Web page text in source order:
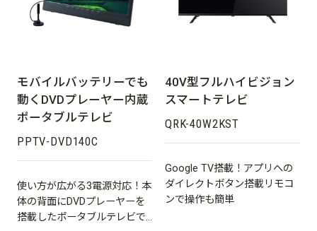
モバイルバッテリーでも
動くDVDプレーヤー内蔵
ポータブルテレビ
PPTV-DVD140C
使い方が広がる3電源対応！本
体の背面にDVDプレーヤーを
搭載したポータブルテレビで
40V型フルハイビジョン
スマートテレビ
QRK-40W2KST
Google TV搭載！アプリへの
ダイレクトボタン搭載リモコ
ンで操作も簡単